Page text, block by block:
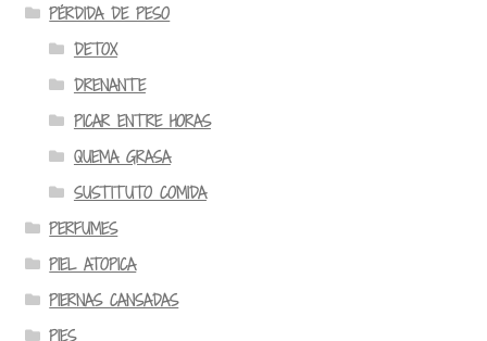
PÉRDIDA DE PESO
DETOX
DRENANTE
PICAR ENTRE HORAS
QUEMA GRASA
SUSTITUTO COMIDA
PERFUMES
PIEL ATOPICA
PIERNAS CANSADAS
PIES